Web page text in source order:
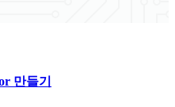
만들기